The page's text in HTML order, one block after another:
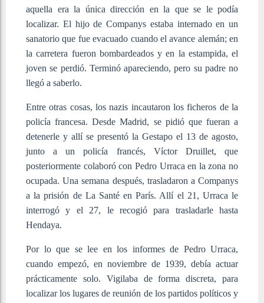
aquella era la única dirección en la que se le podía
localizar. El hijo de Companys estaba internado en un
sanatorio que fue evacuado cuando el avance alemán; en
la carretera fueron bombardeados y en la estampida, el
joven se perdió. Terminó apareciendo, pero su padre no
llegó a saberlo.
Entre otras cosas, los nazis incautaron los ficheros de la
policía francesa. Desde Madrid, se pidió que fueran a
detenerle y allí se presentó la Gestapo el 13 de agosto,
junto a un policía francés, Víctor Druillet, que
posteriormente colaboró con Pedro Urraca en la zona no
ocupada. Una semana después, trasladaron a Companys
a la prisión de La Santé en París. Allí el 21, Urraca le
interrogó y el 27, le recogió para trasladarle hasta
Hendaya.
Por lo que se lee en los informes de Pedro Urraca,
cuando empezó, en noviembre de 1939, debía actuar
prácticamente solo. Vigilaba de forma discreta, para
localizar los lugares de reunión de los partidos políticos y